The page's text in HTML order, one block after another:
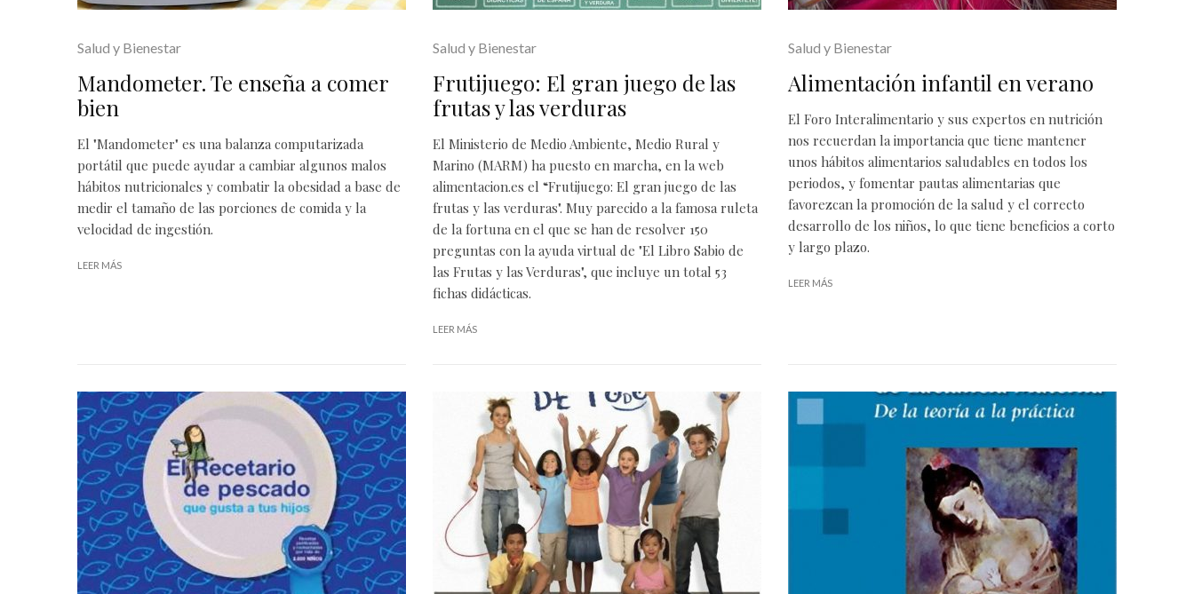
Salud y Bienestar
Mandometer. Te enseña a comer
bien
El "Mandometer" es una balanza computarizada
portátil que puede ayudar a cambiar algunos malos
hábitos nutricionales y combatir la obesidad a base de
medir el tamaño de las porciones de comida y la
velocidad de ingestión.
LEER MÁS
Salud y Bienestar
Frutijuego: El gran juego de las
frutas y las verduras
El Ministerio de Medio Ambiente, Medio Rural y
Marino (MARM) ha puesto en marcha, en la web
alimentacion.es el “Frutijuego: El gran juego de las
frutas y las verduras". Muy parecido a la famosa ruleta
de la fortuna en el que se han de resolver 150
preguntas con la ayuda virtual de "El Libro Sabio de
las Frutas y las Verduras", que incluye un total 53
fichas didácticas.
LEER MÁS
Salud y Bienestar
Alimentación infantil en verano
El Foro Interalimentario y sus expertos en nutrición
nos recuerdan la importancia que tiene mantener
unos hábitos alimentarios saludables en todos los
periodos, y fomentar pautas alimentarias que
favorezcan la promoción de la salud y el correcto
desarrollo de los niños, lo que tiene beneficios a corto
y largo plazo.
LEER MÁS